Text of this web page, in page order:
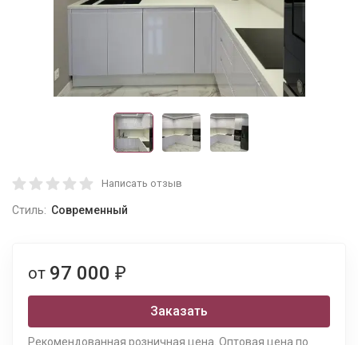
Написать отзыв
Стиль: Современный
от 97 000 ₽
Заказать
Рекомендованная розничная цена. Оптовая цена по